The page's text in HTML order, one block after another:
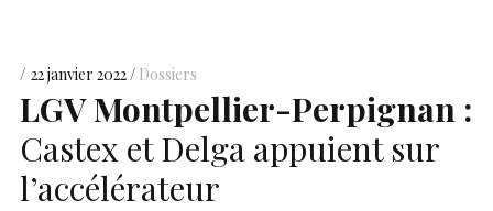
22 janvier 2022 Dossiers
LGVMontpellier-Perpignan :
Castex et Delga appuient sur
l’accélérateur